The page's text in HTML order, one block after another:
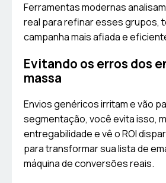
Ferramentas modernas
real para refinar esses grupos,
campanha mais afiada e
Evitando os erros dos
massa
Envios genéricos irritam e vão
segmentação, você evita isso,
entregabilidade e vê o ROI
para transformar sua lista de
máquina de conversões reais.